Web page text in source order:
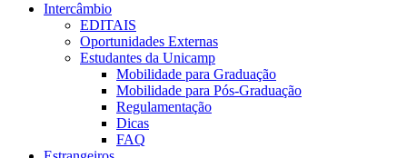
Intercâmbio
EDITAIS
Oportunidades Externas
Estudantes da Unicamp
Mobilidade para Graduação
Mobilidade para Pós-Graduação
Regulamentação
Dicas
FAQ